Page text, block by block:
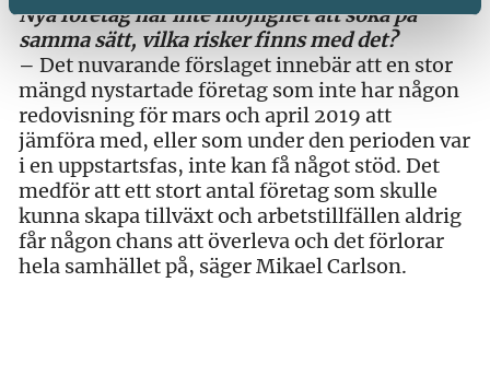
Nya företag har inte möjlighet att söka på
samma sätt, vilka risker finns med det?
– Det nuvarande förslaget innebär att en stor
mängd nystartade företag som inte har någon
redovisning för mars och april 2019 att
jämföra med, eller som under den perioden var
i en uppstartsfas, inte kan få något stöd. Det
medför att ett stort antal företag som skulle
kunna skapa tillväxt och arbetstillfällen aldrig
får någon chans att överleva och det förlorar
hela samhället på, säger Mikael Carlson.